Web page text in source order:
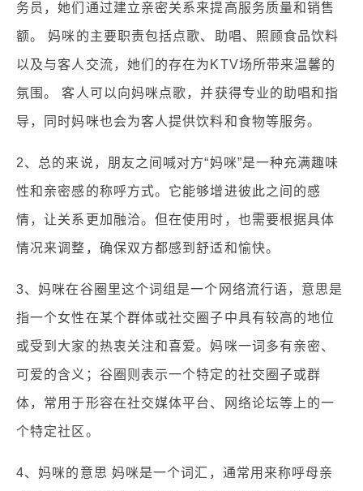
务员，她们通过建立亲密关系来提高服务质量和销售
额。 妈咪的主要职责包括点歌、助唱、照顾食品饮料
以及与客人交流，她们的存在为KTV场所带来温馨的
氛围。 客人可以向妈咪点歌，并获得专业的助唱和指
导，同时妈咪也会为客人提供饮料和食物等服务。
2、总的来说，朋友之间喊对方“妈咪”是一种充满趣味
性和亲密感的称呼方式。它能够增进彼此之间的感
情，让关系更加融洽。但在使用时，也需要根据具体
情况来调整，确保双方都感到舒适和愉快。
3、妈咪在谷圈里这个词组是一个网络流行语，意思是
指一个女性在某个群体或社交圈子中具有较高的地位
或受到大家的热衷关注和喜爱。妈咪一词多有亲密、
可爱的含义；谷圈则表示一个特定的社交圈子或群
体，常用于形容在社交媒体平台、网络论坛等上的一
个特定社区。
4、妈咪的意思 妈咪是一个词汇，通常用来称呼母亲